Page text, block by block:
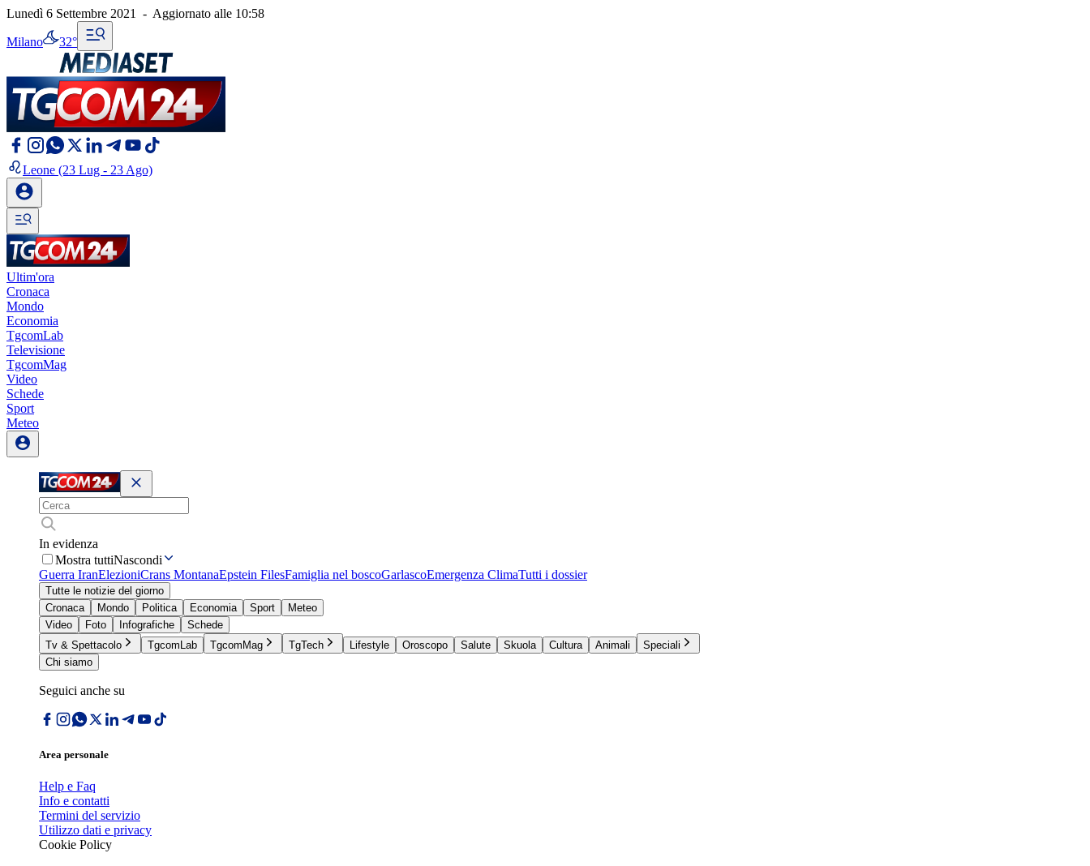
Lunedì 6 Settembre 2021 - Aggiornato alle 10:58
Milano 32°
Leone (23 Lug - 23 Ago)
Ultim'ora
Cronaca
Mondo
Economia
TgcomLab
Televisione
TgcomMag
Video
Schede
Sport
Meteo
In evidenza
Mostra tuttiNascondi
Guerra IranElezioniCrans MontanaEpstein FilesFamiglia nel boscoGarlascoEmergenza ClimaTutti i dossier
Tutte le notizie del giorno
Cronaca
Mondo Politica Economia Sport
Meteo
Video
Foto Infografiche
Schede
Tv & Spettacolo
TgcomLab TgcomMag TgTech Lifestyle Oroscopo Salute Skuola Cultura Animali
Speciali
Chi siamo
Seguici anche su
Area personale
Help e Faq
Info e contatti
Termini del servizio
Utilizzo dati e privacy
Cookie Policy